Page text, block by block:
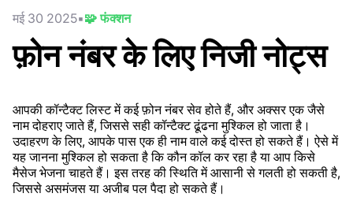
मई 30 2025 🧩 फंक्शन
फ़ोन नंबर के लिए निजी नोट्स
आपकी कॉन्टैक्ट लिस्ट में कई फ़ोन नंबर सेव होते हैं, और अक्सर एक जैसे
नाम दोहराए जाते हैं, जिससे सही कॉन्टैक्ट ढूंढना मुश्किल हो जाता है।
उदाहरण के लिए, आपके पास एक ही नाम वाले कई दोस्त हो सकते हैं। ऐसे में
यह जानना मुश्किल हो सकता है कि कौन कॉल कर रहा है या आप किसे
मैसेज भेजना चाहते हैं। इस तरह की स्थिति में आसानी से गलती हो सकती है,
जिससे असमंजस या अजीब पल पैदा हो सकते हैं।